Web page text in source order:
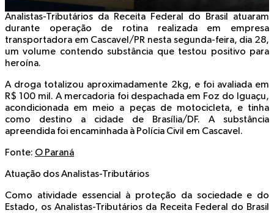
Analistas-Tributários da Receita Federal do Brasil atuaram
durante operação de rotina realizada em empresa
transportadora em Cascavel/PR nesta segunda-feira, dia 28,
um volume contendo substância que testou positivo para
heroína.
A droga totalizou aproximadamente 2kg, e foi avaliada em
R$ 100 mil. A mercadoria foi despachada em Foz do Iguaçu,
acondicionada em meio a peças de motocicleta, e tinha
como destino a cidade de Brasília/DF. A substância
apreendida foi encaminhada à Polícia Civil em Cascavel.
Fonte: O Paraná
Atuação dos Analistas-Tributários
Como atividade essencial à proteção da sociedade e do
Estado, os Analistas-Tributários da Receita Federal do Brasil